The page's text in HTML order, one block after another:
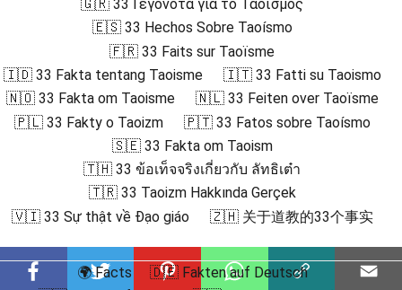
🇬🇷 33 Γεγονότα για το Ταοϊσμός
🇪🇸 33 Hechos Sobre Taoísmo
🇫🇷 33 Faits sur Taoïsme
🇮🇩 33 Fakta tentang Taoisme
🇮🇹 33 Fatti su Taoismo
🇳🇴 33 Fakta om Taoisme
🇳🇱 33 Feiten over Taoïsme
🇵🇱 33 Fakty o Taoizm
🇵🇹 33 Fatos sobre Taoísmo
🇸🇪 33 Fakta om Taoism
🇹🇭 33 ข้อเท็จจริงเกี่ยวกับ ลัทธิเต๋า
🇹🇷 33 Taoizm Hakkında Gerçek
🇻🇮 33 Sự thật về Đạo giáo
🇿🇭 关于道教的33个事实
🌍 Facts
🇩🇪 Fakten auf Deutsch